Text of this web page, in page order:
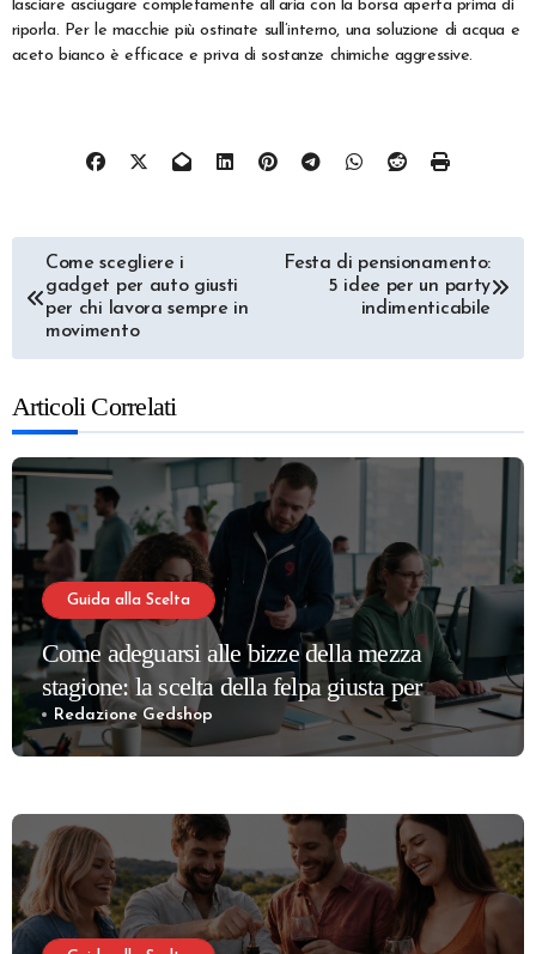
lasciare asciugare completamente all’aria con la borsa aperta prima di
riporla. Per le macchie più ostinate sull’interno, una soluzione di acqua e
aceto bianco è efficace e priva di sostanze chimiche aggressive.
Navigazione
articoli
Come scegliere i
gadget per auto giusti
per chi lavora sempre in
movimento
Festa di pensionamento:
5 idee per un party
indimenticabile
Articoli Correlati
Guida alla Scelta
Come adeguarsi alle bizze della mezza
stagione: la scelta della felpa giusta per
partner e dipendenti
Redazione Gedshop